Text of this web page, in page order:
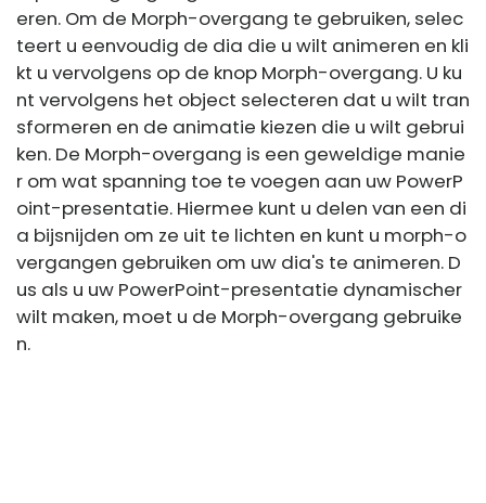
eren. Om de Morph-overgang te gebruiken, selec
teert u eenvoudig de dia die u wilt animeren en kli
kt u vervolgens op de knop Morph-overgang. U ku
nt vervolgens het object selecteren dat u wilt tran
sformeren en de animatie kiezen die u wilt gebrui
ken. De Morph-overgang is een geweldige manie
r om wat spanning toe te voegen aan uw PowerP
oint-presentatie. Hiermee kunt u delen van een di
a bijsnijden om ze uit te lichten en kunt u morph-o
vergangen gebruiken om uw dia's te animeren. D
us als u uw PowerPoint-presentatie dynamischer
wilt maken, moet u de Morph-overgang gebruike
n.